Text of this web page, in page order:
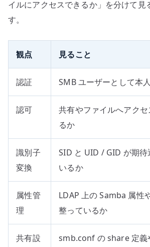
イルにアクセスできるか」を分けて見
す。
観点 見ること
認証 SMB ユーザーとして本
認可
共有やファイルへアク
るか
識別子
変換
SID と UID / GID が期待
いるか
属性管
理
LDAP 上の Samba 属性
整っているか
共有設
smb.conf の share 定義